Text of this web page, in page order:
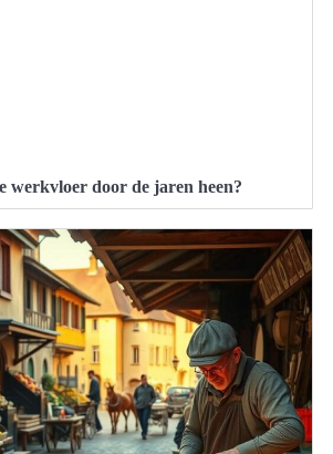
werkvloer door de jaren heen?